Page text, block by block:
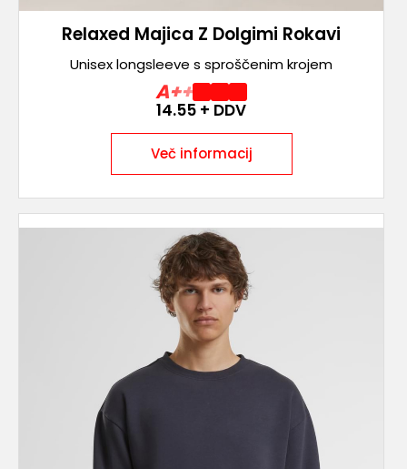
Relaxed Majica Z Dolgimi Rokavi
Unisex longsleeve s sproščenim krojem
A++
14.55 + DDV
Več informacij